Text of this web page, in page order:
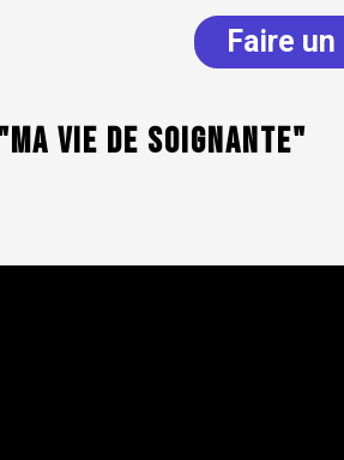
Faire un
vie de soignante"